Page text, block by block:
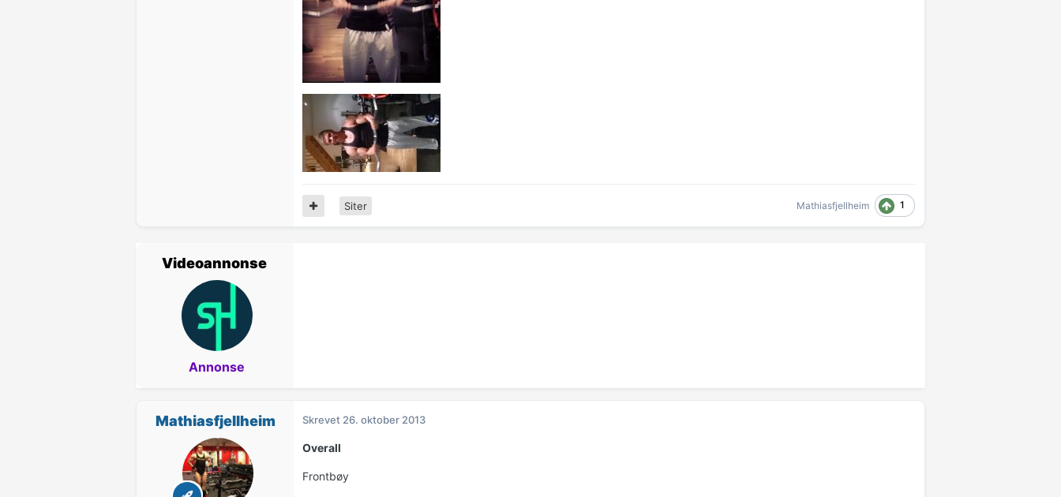
Mathiasfjellheim 1
Siter
Videoannonse
Annonse
Mathiasfjellheim Skrevet 26. oktober 2013
Overall
Frontbøy